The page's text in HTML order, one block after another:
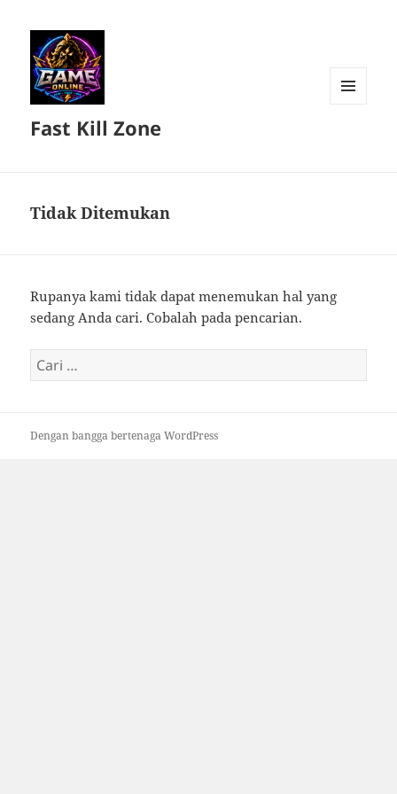
Fast Kill Zone
Tidak Ditemukan
Rupanya kami tidak dapat menemukan hal yang
sedang Anda cari. Cobalah pada pencarian.
Cari
untuk:
Dengan bangga bertenaga WordPress